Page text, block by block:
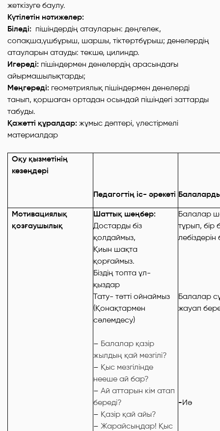
жеткізуге баулу.
Күтілетін нәтижелер:
Біледі: пішіндердің атауларын: дөңгелек,
сопақша,үшбұрыш, шаршы, тіктөртбұрыш; денелердің
атауларын атауды: текше, цилиндр.
Игереді: пішіндермен денелердің арасындағы
айырмашылықтарды;
Меңгереді: геометриялық пішіндермен денелерді
танып, қоршаған ортадан осындай пішіндегі заттарды
табуды.
Қажетті құралдар: жұмыс дәптері, үлестірмелі
материалдар
Оқу қызметінің
кезеңдері
Педагогтің іс- әрекеті
Мотивациялық
қозғаушылық
Шаттық шеңбер:
Достарды біз
қолдаймыз,
Қиын шақта
қорғаймыз.
Біздің топта ұл-
қыздар
Тату- тәтті ойнаймыз
(Қонақтармен
сәлемдесу)
– Балалар қазір
жылдың қай мезгілі?
– Қыс мезгілінде
нееше ай бар?
– Ай аттарын кім атап
береді?
– Қазір қай айы?
– Жарайсыңдар! Қыс
Балалар
тұрып, бір
лебіздерін
Балалар
жауап
-Иә